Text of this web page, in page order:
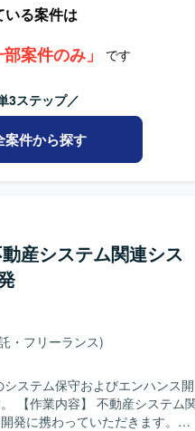
おります。
の運用支援や開発プロジェクト
9.0のサポート期限を踏まえた
応や、現在IEモードで利用してい
そのものは担当せず、プロジェ
応いただきます。 【求める
を求めています。社員代替・社
固まりきっていない状況でも関
あれば、よりスムーズに業務に
画し、社内向け・代理店向けシ
験できるポジションです。お客
盤更改やブラウザモダナイゼー
、上流寄りの推進力や調整力を
ている体制の中で、既存メンバ
いくことができます。 【開
9.0を利用しており、
予定しています。ブラウザはIEモ
ダナイゼーション）を予定して
いる案件は
部案件のみ」 です
3ステップ／
案件から探す
産システム関連シス
・フリーランス)
システム保守およびエンハンス開
発に携わっていただきます。ロ